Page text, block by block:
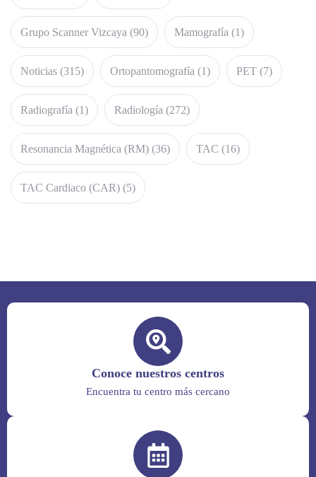
Grupo Scanner Vizcaya (90) Mamografía (1)
Noticias (315) Ortopantomografía (1) PET (7)
Radiografía (1) Radiología (272)
Resonancia Magnética (RM) (36) TAC (16)
TAC Cardiaco (CAR) (5)
Conoce nuestros centros
Encuentra tu centro más cercano